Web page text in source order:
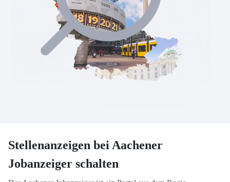
Stellenanzeigen bei Aachener
Jobanzeiger schalten